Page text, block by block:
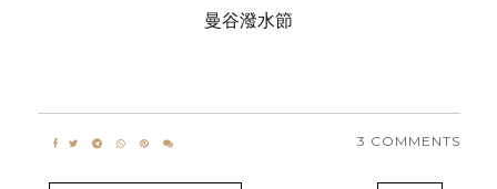
曼谷潑水節
3 COMMENTS